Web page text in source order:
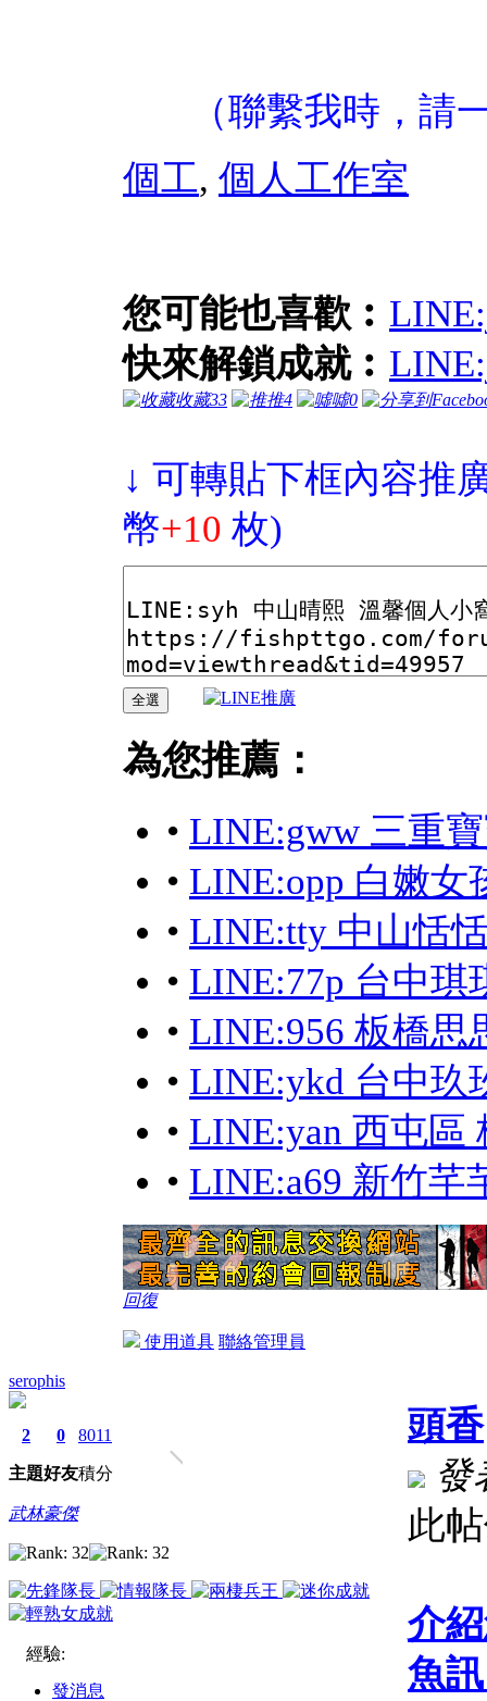
（聯繫我時，請
個工, 個人工作室
您可能也喜歡︰
快來解鎖成就︰
收藏33 推4 噓0
↓ 可轉貼下框內容推
幣+10 枚)
為您推薦：
• LINE:gww 三重
• LINE:opp 白嫩女
• LINE:tty 中山恬
• LINE:77p 台中琪
• LINE:956 板橋思
• LINE:ykd 台中玖
• LINE:yan 西屯區
• LINE:a69 新竹芊
回復
使用道具 聯絡管理員
serophis
2
主題
0
好友
8011
積分
武林豪傑
經驗:
發消息
頭香
發
此
介
魚